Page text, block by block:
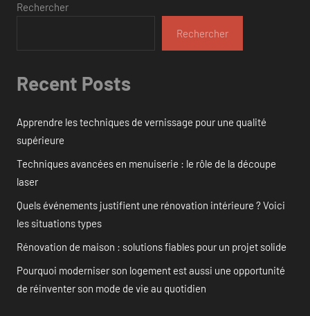
Rechercher
Rechercher
Recent Posts
Apprendre les techniques de vernissage pour une qualité
supérieure
Techniques avancées en menuiserie : le rôle de la découpe
laser
Quels événements justifient une rénovation intérieure ? Voici
les situations types
Rénovation de maison : solutions fiables pour un projet solide
Pourquoi moderniser son logement est aussi une opportunité
de réinventer son mode de vie au quotidien